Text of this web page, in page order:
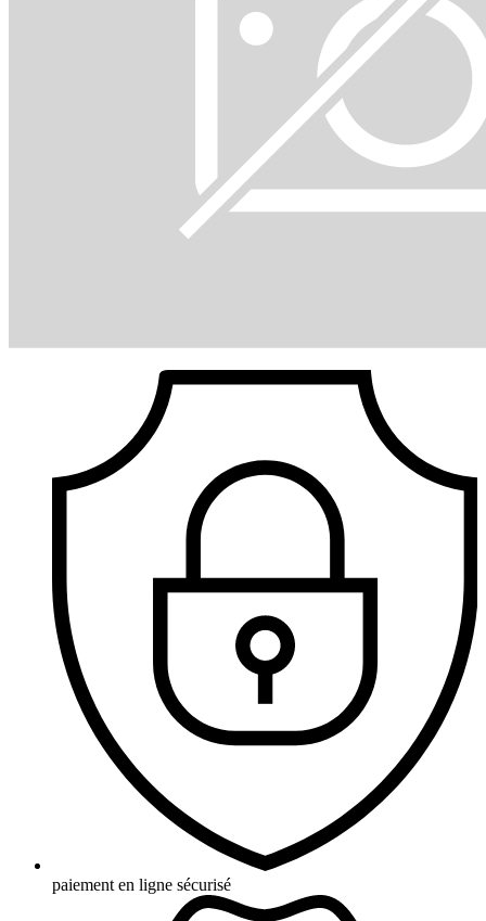
paiement en ligne sécurisé